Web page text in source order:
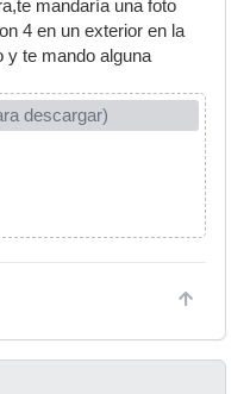
mandaría una foto
4 en un exterior en la
y te mando alguna
descargar)